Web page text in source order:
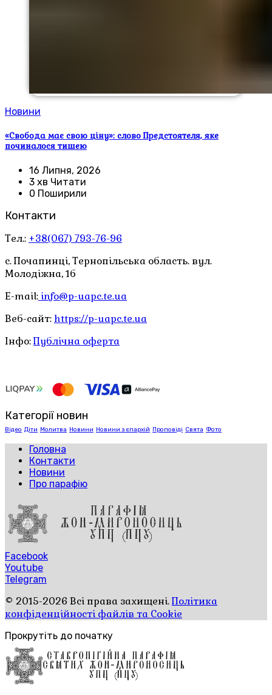
Новини
«Свобода має свою ціну»: слово Предстоятеля, яке
починалося тишею
16 Липня, 2026
3 хв Читати
0 Поширили
Контакти
Тел.: +38(067) 793-76-96
с. Почапинці, Тернопільська область. вул.
Молодіжна, 1б
E-mail: info@p-uapc.te.ua
Веб-сайт: https://p-uapc.te.ua
Інфо:Публічна оферта
Категорії новин
Відео Діти Молитва Новини Новини з єпархій Проповіді Свята Фото
Головна
Контакти
Новини
Про парафію
Facebook
Youtube
Telegram
© 2015-2026 Всі права захищені.Політика
конфіденційності файлів та Cookie
Прокрутіть до початку